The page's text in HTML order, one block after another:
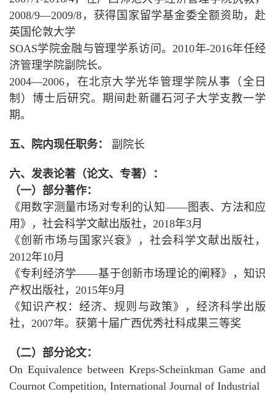
2008/9—2009/8，获得国家留学基金委全额资助，赴
英国伦敦大学
SOAS学院金融与管理学系访问。2010年-2016年任经
济管理学院副院长。
2004—2006，在北京大学光华管理学院从事（全日
制）博士后研究。期间赴新疆石河子大学支教一学
期。
五、院内现任职务： 副院长
六、 发表论著（论文、专著）：
（一）部分著作：
《用数字测量市场对专利的认知——图表、方法和应
用》，社会科学文献出版社，2018年3月
《创新市场与国家兴衰》，社会科学文献出版社，
2012年10月
《专利经济学——基于创新市场理论的阐释》，知识
产权出版社，2015年9月
《知识产权：经济、规则与政策》，经济科学出版
社，2007年。获第十届广西优秀社科成果三等奖
（二）部分论文：
On Equivalence between Kreps-Scheinkman Game and
Cournot Competition, International Journal of Industrial